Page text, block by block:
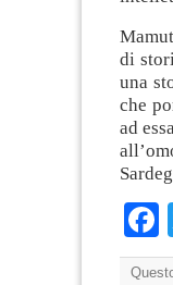
di
una
che
ad